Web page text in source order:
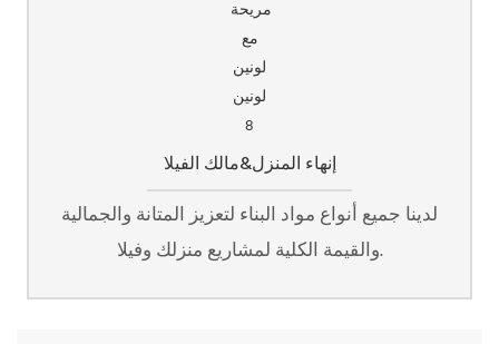
إنهاء المنزل&مالك الفيلا
لدينا جميع أنواع مواد البناء لتعزيز المتانة والجمالية
والقيمة الكلية لمشاريع منزلك وفيلا.